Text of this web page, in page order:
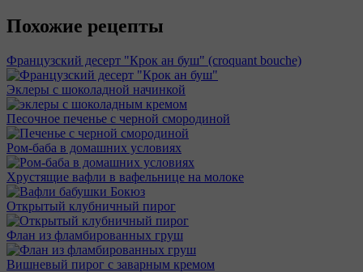
Похожие рецепты
Французский десерт "Крок ан буш" (croquant bouche)
Эклеры с шоколадной начинкой
Песочное печенье с черной смородиной
Ром-баба в домашних условиях
Хрустящие вафли в вафельнице на молоке
Открытый клубничный пирог
Флан из фламбированных груш
Вишневый пирог с заварным кремом